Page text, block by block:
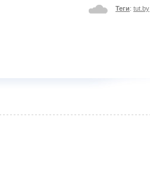
Теги: tut.by